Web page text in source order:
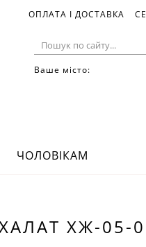
ОПЛАТА І ДОСТАВКА
Ваше місто:
ЧОЛОВІКАМ
ХЖ-05-